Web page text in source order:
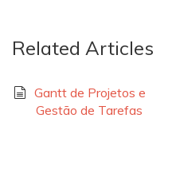
Related Articles
Gantt de Projetos e
Gestão de Tarefas